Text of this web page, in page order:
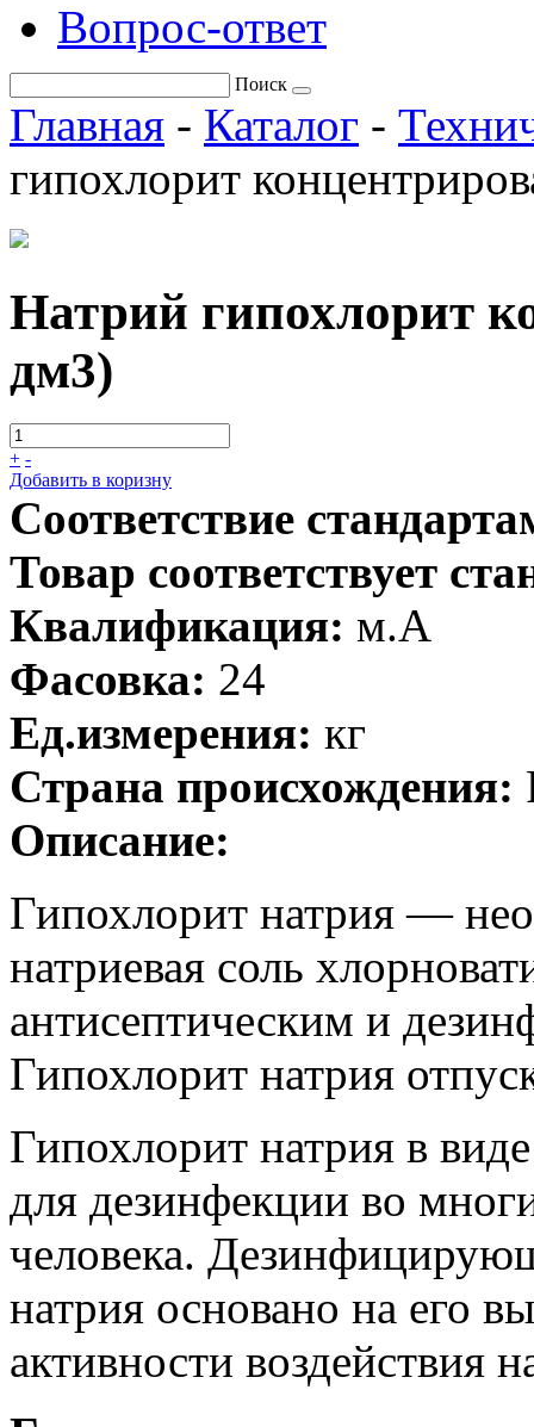
Вопрос-ответ
Поиск
Главная - Каталог -
гипохлорит
Натрий гипохлорит
дм3)
+ -
Добавить в коризну
Соответствие
Товар соответствует
Квалификация: м.А
Фасовка: 24
Ед.измерения: кг
Страна происхождения:
Описание:
Гипохлорит натрия —
натриевая соль
антисептическим и
Гипохлорит натрия
Гипохлорит натрия в
для дезинфекции во
человека.
натрия основано на его
активности воздействия